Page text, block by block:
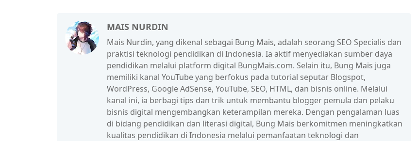
MAIS NURDIN
Mais Nurdin, yang dikenal sebagai Bung Mais, adalah seorang SEO Specialis dan
praktisi teknologi pendidikan di Indonesia. Ia aktif menyediakan sumber daya
pendidikan melalui platform digital BungMais.com. Selain itu, Bung Mais juga
memiliki kanal YouTube yang berfokus pada tutorial seputar Blogspot,
WordPress, Google AdSense, YouTube, SEO, HTML, dan bisnis online. Melalui
kanal ini, ia berbagi tips dan trik untuk membantu blogger pemula dan pelaku
bisnis digital mengembangkan keterampilan mereka. Dengan pengalaman luas
di bidang pendidikan dan literasi digital, Bung Mais berkomitmen meningkatkan
kualitas pendidikan di Indonesia melalui pemanfaatan teknologi dan